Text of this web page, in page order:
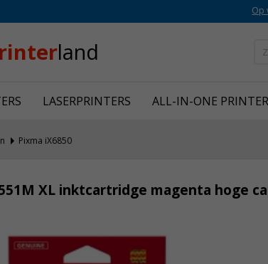
Op
land
LASERPRINTERS ALL-IN-ONE
Pixma iX6850
XL inktcartridge magenta hoge